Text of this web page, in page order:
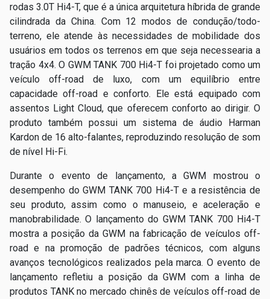
rodas 3.0T Hi4-T, que é a única arquitetura híbrida de grande
cilindrada da China. Com 12 modos de condução/todo-
terreno, ele atende às necessidades de mobilidade dos
usuários em todos os terrenos em que seja necessearia a
tração 4x4. O GWM TANK 700 Hi4-T foi projetado como um
veículo off-road de luxo, com um equilíbrio entre
capacidade off-road e conforto. Ele está equipado com
assentos Light Cloud, que oferecem conforto ao dirigir. O
produto também possui um sistema de áudio Harman
Kardon de 16 alto-falantes, reproduzindo resolução de som
de nível Hi-Fi.
Durante o evento de lançamento, a GWM mostrou o
desempenho do GWM TANK 700 Hi4-T e a resistência de
seu produto, assim como o manuseio, e aceleração e
manobrabilidade.O lançamento do GWM TANK 700 Hi4-T
mostra a posição da GWM na fabricação de veículos off-
road e na promoção de padrões técnicos, com alguns
avanços tecnológicos realizados pela marca.O evento de
lançamento refletiu a posição da GWM com a linha de
produtos TANK no mercado chinês de veículos off-road de